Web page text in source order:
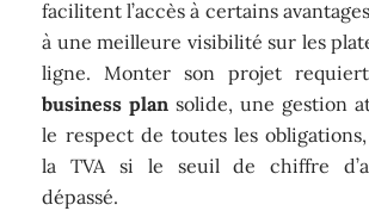
facilitent l’accès à certains
à une meilleure visibilité sur les
ligne. Monter son projet
business plan solide, une gestion
le respect de toutes les
la TVA si le seuil de chiffre
dépassé.